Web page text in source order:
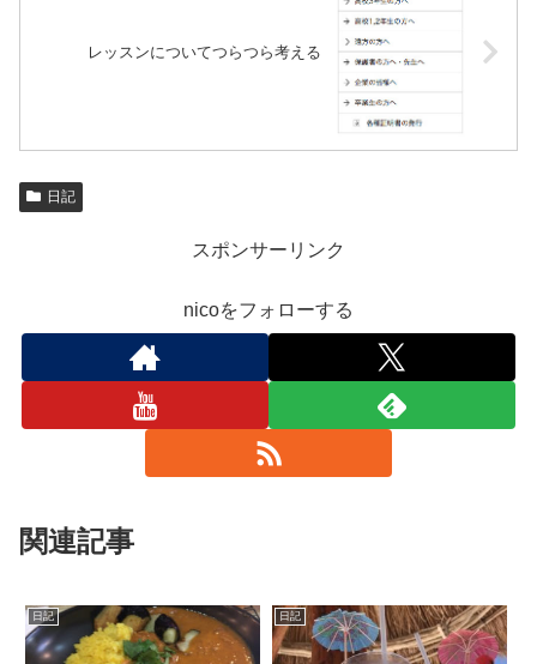
レッスンについてつらつら考える
日記
スポンサーリンク
nicoをフォローする
関連記事
日記 日記